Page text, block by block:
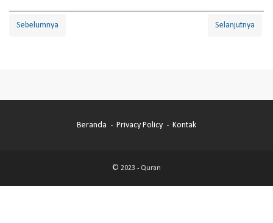
Sebelumnya Selanjutnya
Beranda Privacy Policy Kontak
© 2023 - Quran